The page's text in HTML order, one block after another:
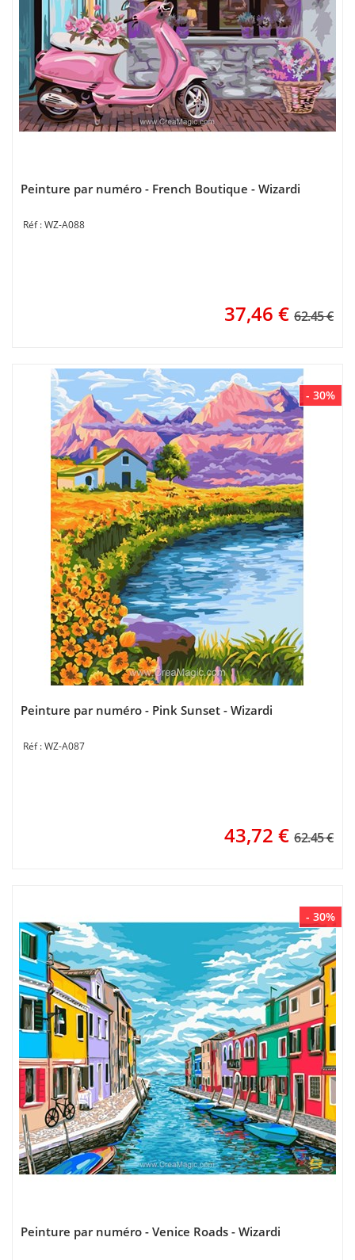
Peinture par numéro - French Boutique - Wizardi
WZ-A088
37,46 € 62.45 €
- 30%
Peinture par numéro - Pink Sunset - Wizardi
WZ-A087
43,72 € 62.45 €
- 30%
Peinture par numéro - Venice Roads - Wizardi